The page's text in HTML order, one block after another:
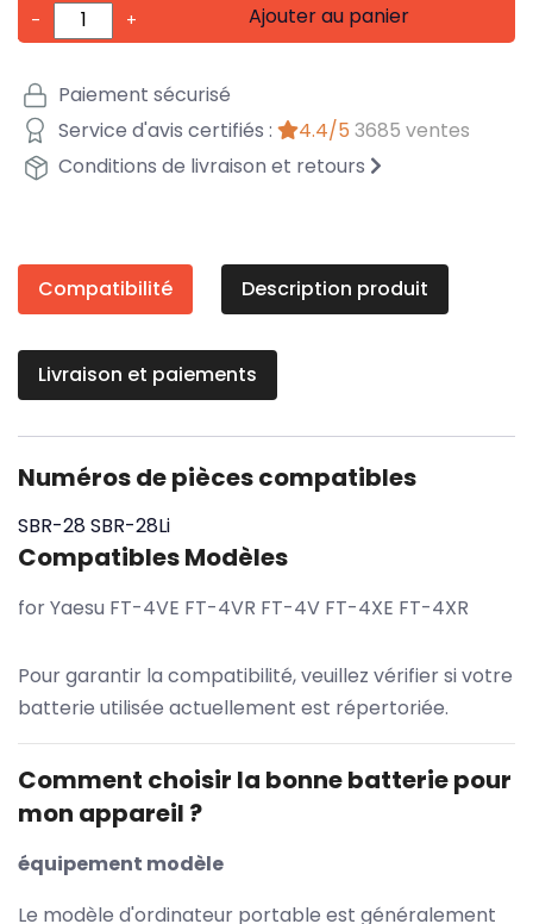
- + Ajouter au panier
Paiement sécurisé
Service d'avis certifiés :
4.4/5 3685 ventes
Conditions de livraison et retours
Compatibilité Description produit
Livraison et paiements
Numéros de pièces compatibles
SBR-28SBR-28Li
Compatibles Modèles
for Yaesu FT-4VE FT-4VR FT-4V FT-4XE FT-4XR
Pour garantir la compatibilité, veuillez vérifier si votre
batterie utilisée actuellement est répertoriée.
Comment choisir la bonne batterie pour
mon appareil ?
équipement modèle
Le modèle d'ordinateur portable est généralement